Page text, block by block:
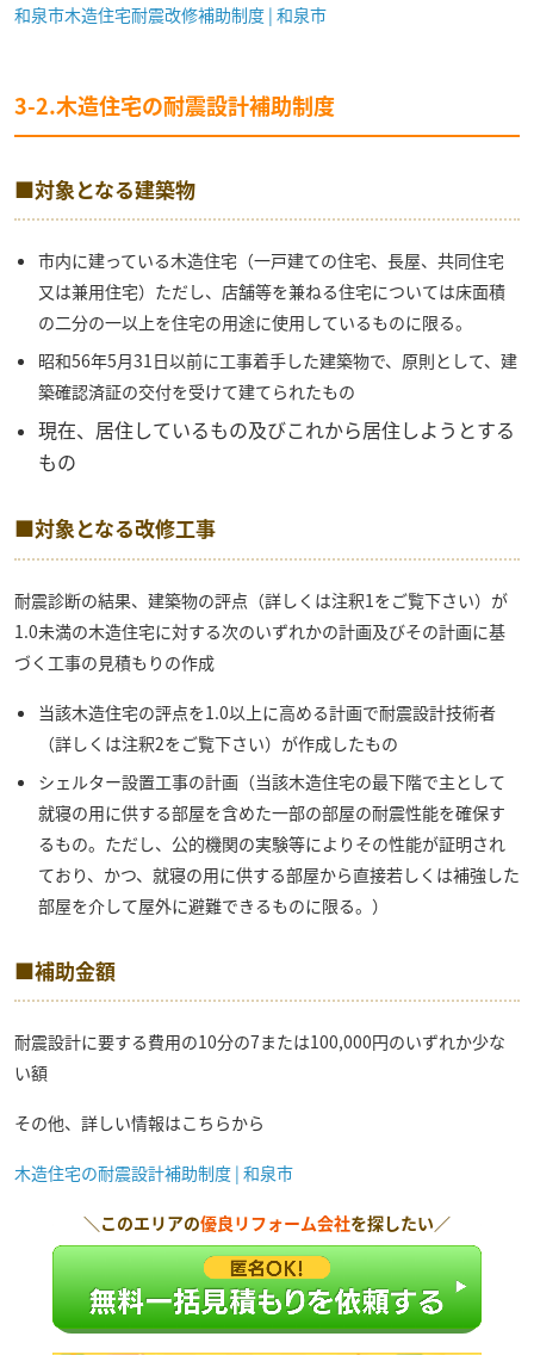
和泉市木造住宅耐震改修補助制度 | 和泉市
3-2.木造住宅の耐震設計補助制度
■対象となる建築物
市内に建っている木造住宅（一戸建ての住宅、長屋、共同住宅
又は兼用住宅）ただし、店舗等を兼ねる住宅については床面積
の二分の一以上を住宅の用途に使用しているものに限る。
昭和56年5月31日以前に工事着手した建築物で、原則として、建
築確認済証の交付を受けて建てられたもの
現在、居住しているもの及びこれから居住しようとする
もの
■対象となる改修工事
耐震診断の結果、建築物の評点（詳しくは注釈1をご覧下さい）が
1.0未満の木造住宅に対する次のいずれかの計画及びその計画に基
づく工事の見積もりの作成
当該木造住宅の評点を1.0以上に高める計画で耐震設計技術者
（詳しくは注釈2をご覧下さい）が作成したもの
シェルター設置工事の計画（当該木造住宅の最下階で主として
就寝の用に供する部屋を含めた一部の部屋の耐震性能を確保す
るもの。ただし、公的機関の実験等によりその性能が証明され
ており、かつ、就寝の用に供する部屋から直接若しくは補強した
部屋を介して屋外に避難できるものに限る。）
■補助金額
耐震設計に要する費用の10分の7または100,000円のいずれか少な
い額
その他、詳しい情報はこちらから
木造住宅の耐震設計補助制度 | 和泉市
＼このエリアの優良リフォーム会社を探したい／